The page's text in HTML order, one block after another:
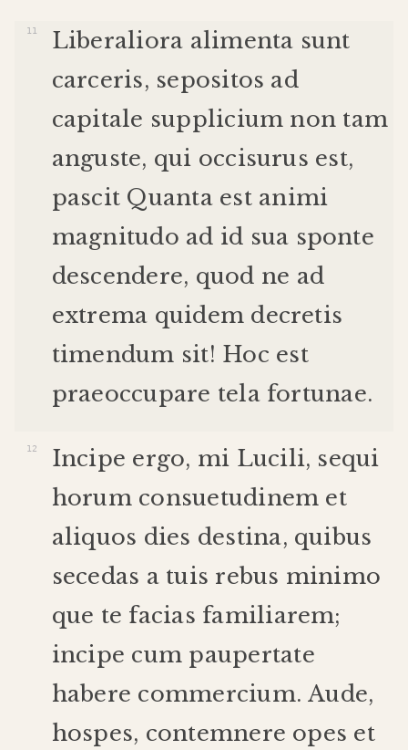
Liberaliora alimenta sunt
carceris, sepositos ad
capitale supplicium non tam
anguste, qui occisurus est,
pascit Quanta est animi
magnitudo ad id sua sponte
descendere, quod ne ad
extrema quidem decretis
timendum sit! Hoc est
praeoccupare tela fortunae.
Incipe ergo, mi Lucili, sequi
horum consuetudinem et
aliquos dies destina, quibus
secedas a tuis rebus minimo
que te facias familiarem;
incipe cum paupertate
habere commercium.Aude,
hospes, contemnere opes et